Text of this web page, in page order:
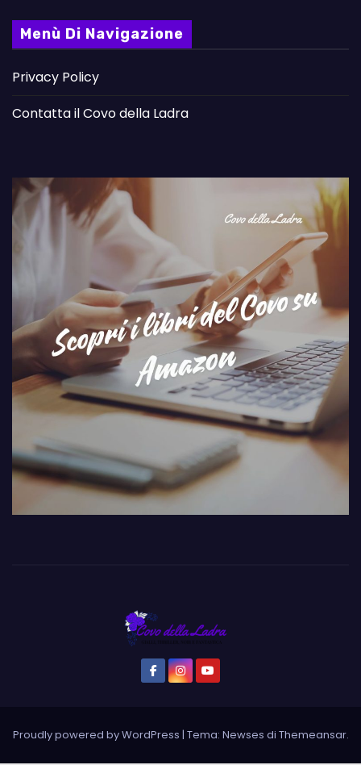
Menù Di Navigazione
Privacy Policy
Contatta il Covo della Ladra
Proudly powered by WordPress | Tema: Newses di Themeansar.